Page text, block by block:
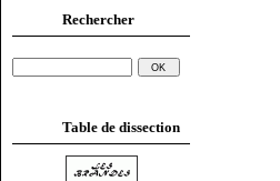
Rechercher
Table de dissection